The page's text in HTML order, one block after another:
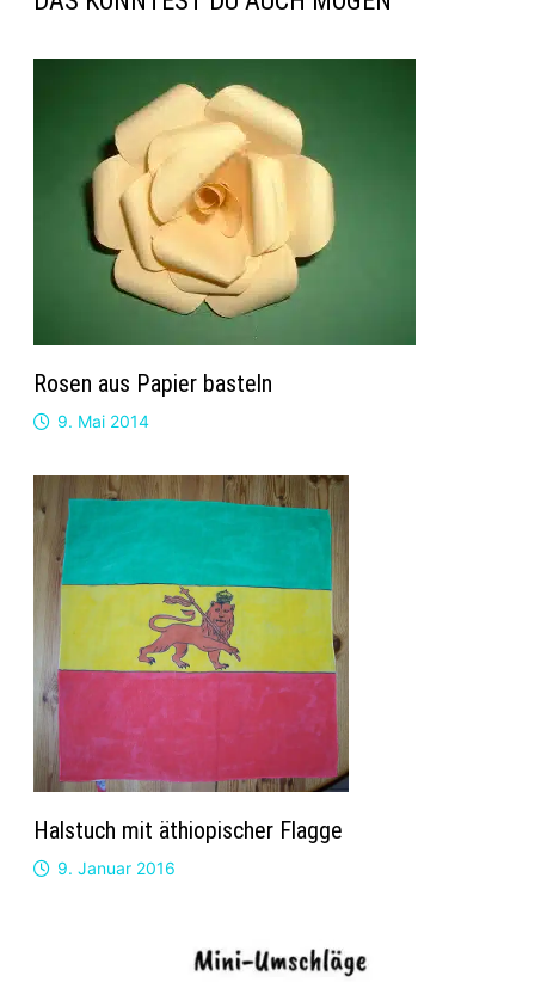
Rosen aus Papier basteln
9. Mai 2014
Halstuch mit äthiopischer Flagge
9. Januar 2016